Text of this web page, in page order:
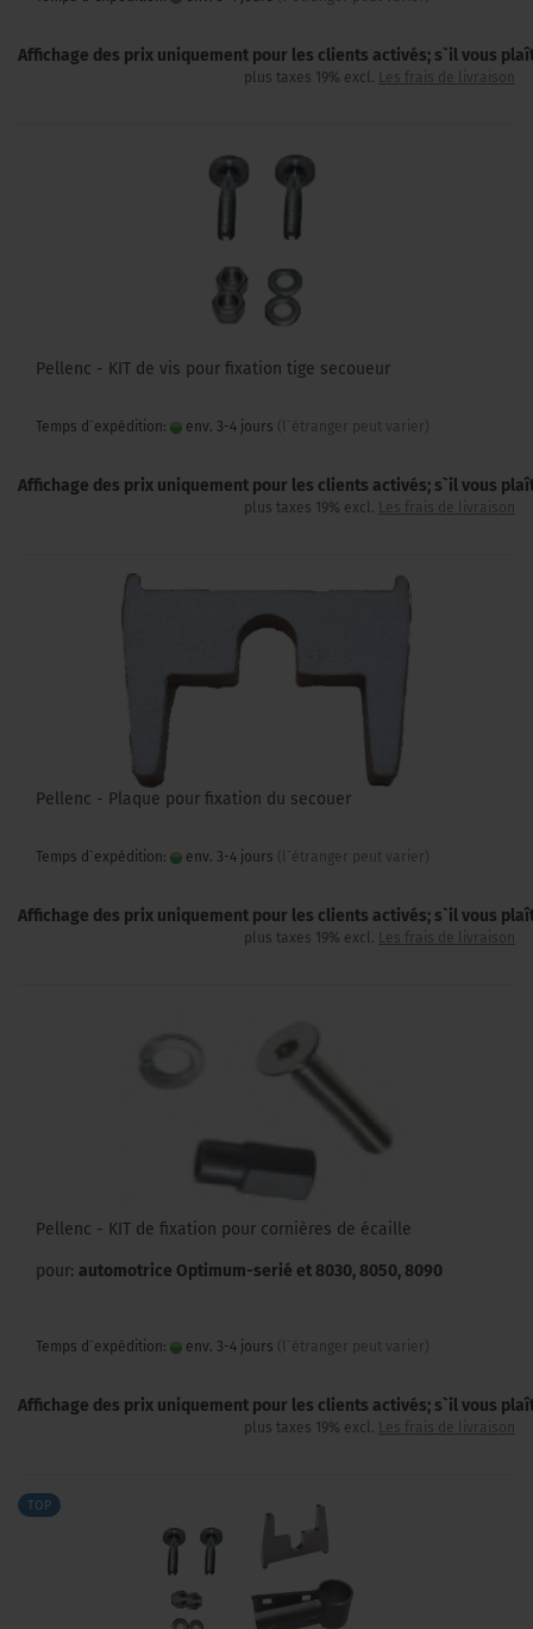
Affichage des prix uniquement pour les clients activés; s`il vous
plus taxes 19% excl. Les frais de livraison
Pellenc - KIT de vis pour fixation tige secoueur
Temps d`expédition: env. 3-4 jours (l`étranger peut varier)
Affichage des prix uniquement pour les clients activés; s`il vous
plus taxes 19% excl. Les frais de livraison
Pellenc - Plaque pour fixation du secouer
Temps d`expédition: env. 3-4 jours (l`étranger peut varier)
Affichage des prix uniquement pour les clients activés; s`il vous
plus taxes 19% excl. Les frais de livraison
Pellenc - KIT de fixation pour cornières de écaille
pour: automotrice Optimum-serié et 8030, 8050, 8090
Temps d`expédition: env. 3-4 jours (l`étranger peut varier)
Affichage des prix uniquement pour les clients activés; s`il vous
plus taxes 19% excl. Les frais de livraison
TOP